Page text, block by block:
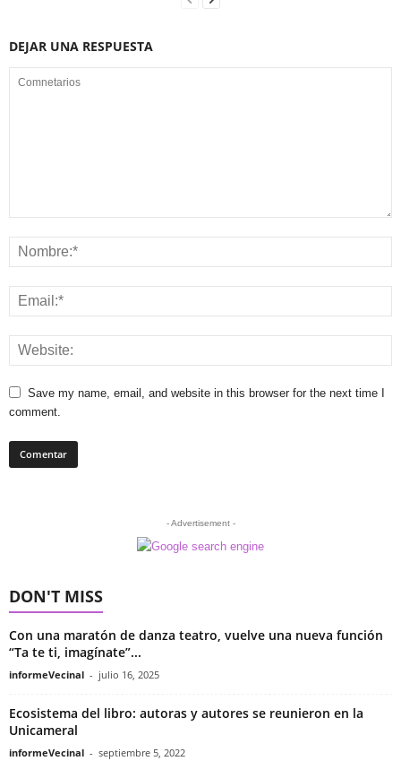
DEJAR UNA RESPUESTA
Save my name, email, and website in this browser for the next time I
comment.
- Advertisement -
DON'T MISS
Con una maratón de danza teatro, vuelve una nueva función
“Ta te ti, imagínate”...
informeVecinal - julio 16, 2025
Ecosistema del libro: autoras y autores se reunieron en la
Unicameral
informeVecinal - septiembre 5, 2022